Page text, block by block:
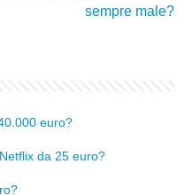
sempre male?
euro?
da 25 euro?